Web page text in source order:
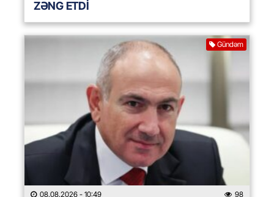
ZƏNG ETDİ
Gündəm
08.08.2026 - 10:49 98